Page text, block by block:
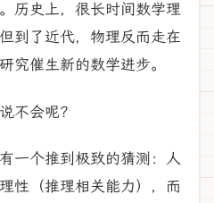
历史上，很长时间数学理
到了近代，物理反而走在
究催生新的数学进步。
不会呢？
一个推到极致的猜测：人
性（推理相关能力），而